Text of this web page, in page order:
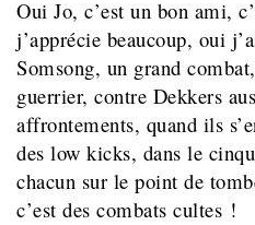
Oui Jo, c’est un bon ami,
j’apprécie beaucoup, oui
Somsong, un grand
guerrier, contre Dekkers
affrontements, quand ils
des low kicks, dans le
chacun sur le point de
c’est des combats cultes !